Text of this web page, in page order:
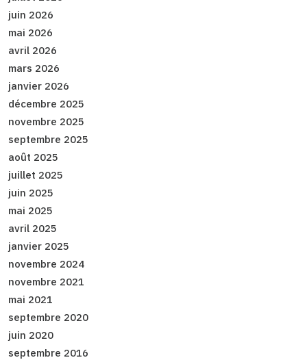
juin 2026
mai 2026
avril 2026
mars 2026
janvier 2026
décembre 2025
novembre 2025
septembre 2025
août 2025
juillet 2025
juin 2025
mai 2025
avril 2025
janvier 2025
novembre 2024
novembre 2021
mai 2021
septembre 2020
juin 2020
septembre 2016